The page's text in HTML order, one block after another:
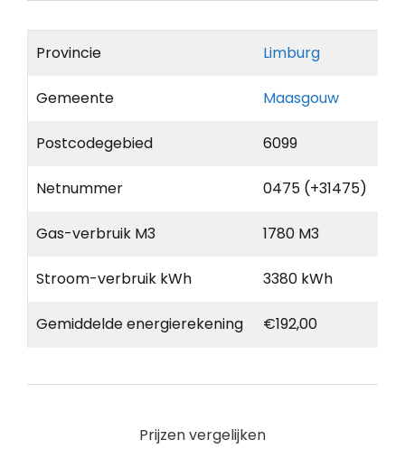
Provincie Limburg
Gemeente Maasgouw
Postcodegebied 6099
Netnummer 0475 (+31475)
Gas-verbruik M3 1780 M3
Stroom-verbruik kWh 3380 kWh
Gemiddelde energierekening €192,00
Prijzen vergelijken